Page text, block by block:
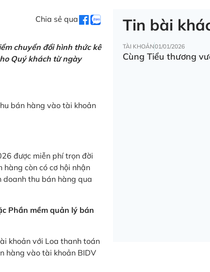
Chia sẻ qua
chuyển đổi hình thức kê
Quý khách từ ngày
bán hàng vào tài khoản
được miễn phí trọn đời
còn có cơ hội nhận
doanh thu bán hàng qua
Phần mềm quản lý bán
khoản với Loa thanh toán
hàng vào tài khoản BIDV
Tin bài
TÀI KHOẢN01/01/2026
Cùng Tiểu thương